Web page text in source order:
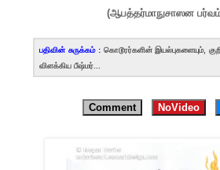
(ஆபத்தர்மாநுசாஸன
பதிவின் சுருக்கம் :கொடூரர்களின் இயல்புகளையும்,
விளக்கிய பீஷ்மர்...
Comment NoVideo